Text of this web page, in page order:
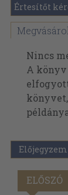
Értesítőt
Nincs
A könyv
Előjegyzem
ELŐSZÓ